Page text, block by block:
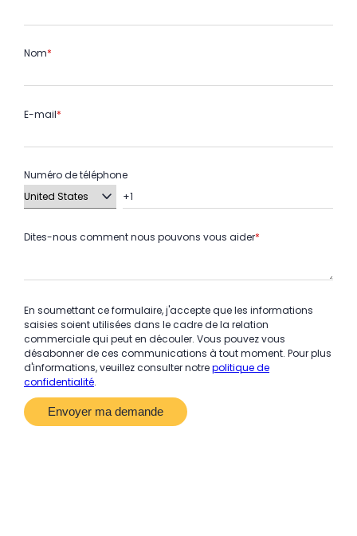
Nom*
E-mail*
Numéro de téléphone
Dites-nous comment nous pouvons vous aider*
En soumettant ce formulaire, j'accepte que les informations
saisies soient utilisées dans le cadre de la relation
commerciale qui peut en découler. Vous pouvez vous
désabonner de ces communications à tout moment. Pour plus
d'informations, veuillez consulter notrepolitique de
confidentialité.